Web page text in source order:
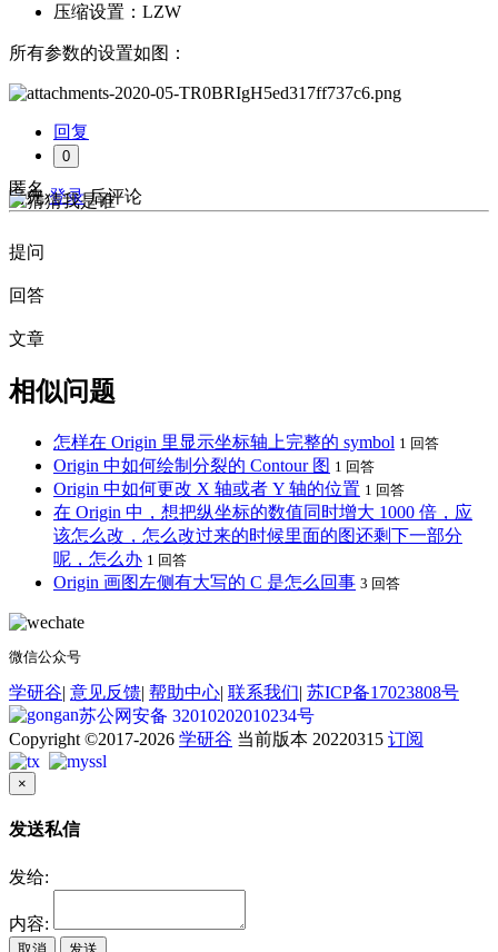
压缩设置：LZW
所有参数的设置如图：
回复
0
请先登录后评论
匿名
提问
回答
文章
相似问题
怎样在 Origin 里显示坐标轴上完整的 symbol 1 回答
Origin 中如何绘制分裂的 Contour 图 1 回答
Origin 中如何更改 X 轴或者 Y 轴的位置 1 回答
在 Origin 中，想把纵坐标的数值同时增大 1000 倍，应
该怎么改，怎么改过来的时候里面的图还剩下一部分
呢，怎么办 1 回答
Origin 画图左侧有大写的 C 是怎么回事 3 回答
微信公众号
学研谷| 意见反馈| 帮助中心| 联系我们| 苏ICP备17023808号
苏公网安备 32010202010234号
Copyright ©2017-2026 学研谷 当前版本 20220315 订阅
×
发送私信
发给:
内容:
取消 发送